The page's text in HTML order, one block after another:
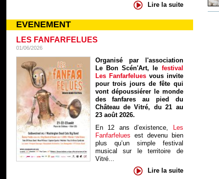
Lire la suite
EVENEMENT
LES FANFARFELUES
01/06/2026
Organisé par l'association
Le Bon Scén'Art, le festival
Les Fanfarfelues vous invite
pour trois jours de fête qui
vont dépoussiérer le monde
des fanfares au pied du
Château de Vitré, du 21 au
23 août 2026.
En 12 ans d’existence, Les
Fanfarfelues est devenu bien
plus qu’un simple festival
musical sur le territoire de
Vitré...
Lire la suite